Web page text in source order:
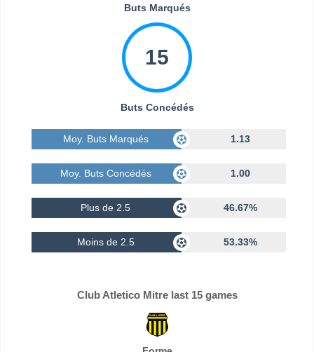
Buts Marqués
15
Buts Concédés
Moy. Buts Marqués 1.13
Moy. Buts Concédés 1.00
Plus de 2.5 46.67%
Moins de 2.5 53.33%
Club Atletico Mitre last 15 games